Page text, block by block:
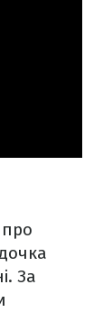
про
За